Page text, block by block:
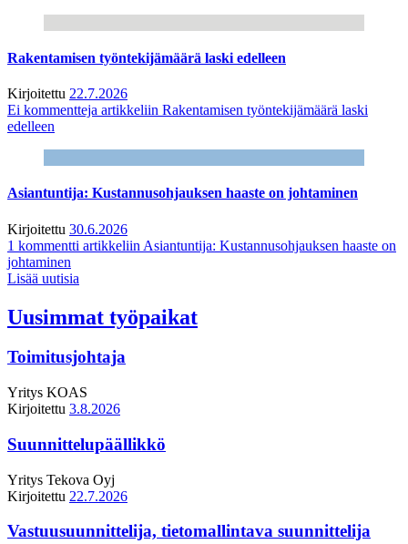
Rakentamisen työntekijämäärä laski edelleen
Kirjoitettu 22.7.2026
Ei kommentteja artikkeliin Rakentamisen työntekijämäärä laski
edelleen
Asiantuntija: Kustannusohjauksen haaste on johtaminen
Kirjoitettu 30.6.2026
1 kommentti artikkeliin Asiantuntija: Kustannusohjauksen haaste on
johtaminen
Lisää uutisia
Uusimmat työpaikat
Toimitusjohtaja
Yritys KOAS
Kirjoitettu 3.8.2026
Suunnittelupäällikkö
Yritys Tekova Oyj
Kirjoitettu 22.7.2026
Vastuusuunnittelija, tietomallintava suunnittelija